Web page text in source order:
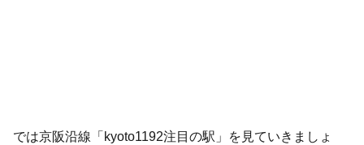
では京阪沿線「kyoto1192注目の駅」を見ていきましょ